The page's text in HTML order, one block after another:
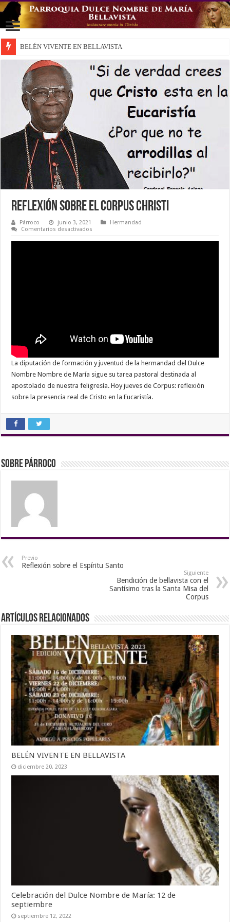
BELÉN VIVENTE EN BELLAVISTA
Reflexión sobre el Corpus Christi
Párroco junio 3, 2021
Hermandad
Comentarios desactivados
sobre
La diputación de formación y juventud de la hermandad del Dulce
Nombre Nombre de María sigue su tarea pastoral destinada al
apostolado de nuestra feligresía. Hoy jueves de Corpus: reflexión
sobre la presencia real de Cristo en la Eucaristía.
Sobre Párroco
Previo
Reflexión sobre el Espíritu Santo
Siguiente
Bendición de bellavista con el
Santísimo tras la Santa Misa del
Corpus
Artículos Relacionados
BELÉN VIVENTE EN BELLAVISTA
diciembre 20, 2023
Celebración del Dulce Nombre de María: 12 de
septiembre
septiembre 12, 2022